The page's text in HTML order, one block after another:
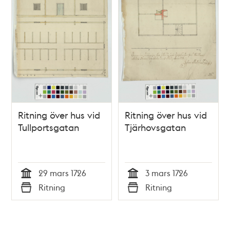
Ritning över hus vid
Tullportsgatan
Tid
29 mars 1726
Typ
Ritning
Ritning över hus vid
Tjärhovsgatan
Tid
3 mars 1726
Typ
Ritning